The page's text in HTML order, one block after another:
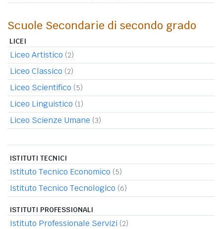
Scuole Secondarie di secondo grado
LICEI
Liceo Artistico (2)
Liceo Classico (2)
Liceo Scientifico (5)
Liceo Linguistico (1)
Liceo Scienze Umane (3)
ISTITUTI TECNICI
Istituto Tecnico Economico (5)
Istituto Tecnico Tecnologico (6)
ISTITUTI PROFESSIONALI
Istituto Professionale Servizi (2)